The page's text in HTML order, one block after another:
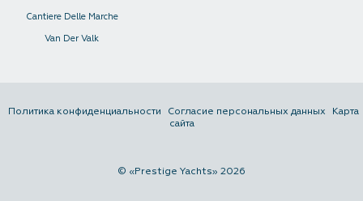
Cantiere Delle Marche
Van Der Valk
Политика конфиденциальности Согласие персональных данных
Карта
сайта
© «Prestige Yachts» 2026